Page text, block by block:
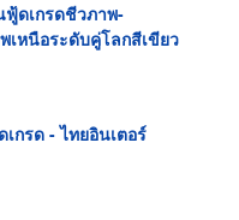
ดเกรดชีวภาพ-
เหนือระดับคู่โลกสีเขียว
กรด - ไทยอินเตอร์